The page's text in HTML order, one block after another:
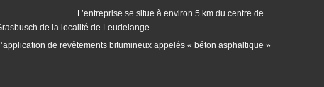
L’entreprise se situe à environ 5 km du centre de
de la localité de Leudelange.
de revêtements bitumineux appelés « béton asphaltique »